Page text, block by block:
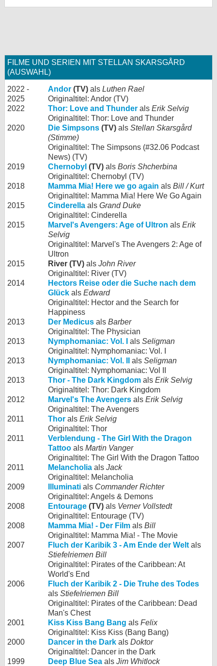
FILME UND SERIEN MIT STELLAN SKARSGÅRD
(AUSWAHL)
2022 -
2025
Andor (TV) als Luthen Rael
Originaltitel: Andor (TV)
2022
Thor: Love and Thunder als Erik Selvig
Originaltitel: Thor: Love and Thunder
2020
Die Simpsons (TV) als Stellan Skarsgård
(Stimme)
Originaltitel: The Simpsons (#32.06 Podcast
News) (TV)
2019
Chernobyl (TV) als Boris Shcherbina
Originaltitel: Chernobyl (TV)
2018
Mamma Mia! Here we go again als Bill / Kurt
Originaltitel: Mamma Mia! Here We Go Again
2015
Cinderella als Grand Duke
Originaltitel: Cinderella
2015
Marvel's Avengers: Age of Ultron als Erik
Selvig
Originaltitel: Marvel's The Avengers 2: Age of
Ultron
2015
River (TV) als John River
Originaltitel: River (TV)
2014
Hectors Reise oder die Suche nach dem
Glück als Edward
Originaltitel: Hector and the Search for
Happiness
2013
Der Medicus als Barber
Originaltitel: The Physician
2013
Nymphomaniac: Vol. I als Seligman
Originaltitel: Nymphomaniac: Vol. I
2013
Nymphomaniac: Vol. II als Seligman
Originaltitel: Nymphomaniac: Vol II
2013
Thor - The Dark Kingdom als Erik Selvig
Originaltitel: Thor: Dark Kingdom
2012
Marvel's The Avengers als Erik Selvig
Originaltitel: The Avengers
2011
Thor als Erik Selvig
Originaltitel: Thor
2011
Verblendung - The Girl With the Dragon
Tattoo als Martin Vanger
Originaltitel: The Girl With the Dragon Tattoo
2011
Melancholia als Jack
Originaltitel: Melancholia
2009
Illuminati als Commander Richter
Originaltitel: Angels & Demons
2008
Entourage (TV) als Verner Vollstedt
Originaltitel: Entourage (TV)
2008
Mamma Mia! - Der Film als Bill
Originaltitel: Mamma Mia! - The Movie
2007
Fluch der Karibik 3 - Am Ende der Welt als
Stiefelriemen Bill
Originaltitel: Pirates of the Caribbean: At
World's End
2006
Fluch der Karibik 2 - Die Truhe des Todes
als Stiefelriemen Bill
Originaltitel: Pirates of the Caribbean: Dead
Man's Chest
2001
Kiss Kiss Bang Bang als Felix
Originaltitel: Kiss Kiss (Bang Bang)
2000
Dancer in the Dark als Doktor
Originaltitel: Dancer in the Dark
1999
Deep Blue Sea als Jim Whitlock